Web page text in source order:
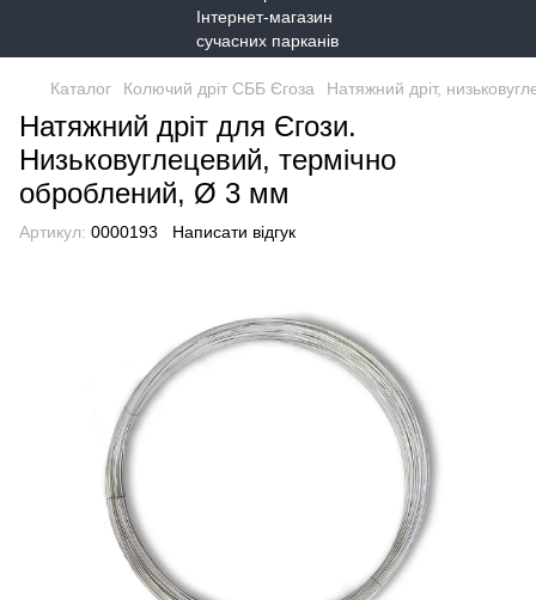
Каталог Колючий дріт СББ Єгоза Натяжний дріт,
Натяжний дріт для Єгози.
Низьковуглецевий, термічно
оброблений, Ø 3 мм
Артикул: 0000193 Написати відгук